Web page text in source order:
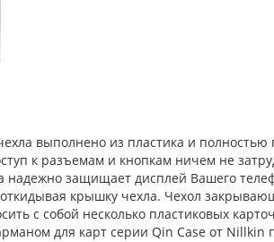
выполнено из пластика и
к разъемам и кнопкам ничем не
защищает дисплей Вашего
крышку чехла. Чехол
с собой несколько пластиковых
для карт серии Qin Case от